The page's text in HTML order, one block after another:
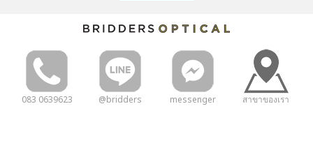
083 0639623 @bridders messenger สาขาของเรา